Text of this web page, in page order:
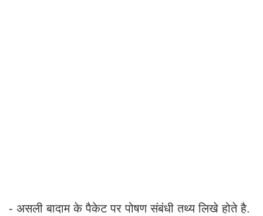
- असली बादाम के पैकेट पर पोषण संबंधी तथ्य लिखे होते है.